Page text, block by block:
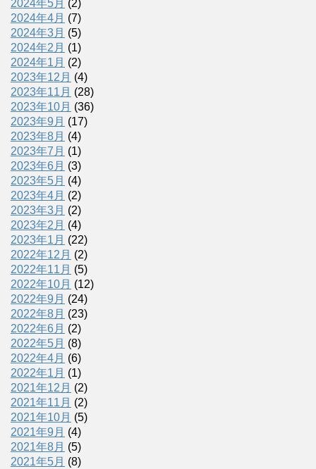
2024年5月 (2)
2024年4月 (7)
2024年3月 (5)
2024年2月 (1)
2024年1月 (2)
2023年12月 (4)
2023年11月 (28)
2023年10月 (36)
2023年9月 (17)
2023年8月 (4)
2023年7月 (1)
2023年6月 (3)
2023年5月 (4)
2023年4月 (2)
2023年3月 (2)
2023年2月 (4)
2023年1月 (22)
2022年12月 (2)
2022年11月 (5)
2022年10月 (12)
2022年9月 (24)
2022年8月 (23)
2022年6月 (2)
2022年5月 (8)
2022年4月 (6)
2022年1月 (1)
2021年12月 (2)
2021年11月 (2)
2021年10月 (5)
2021年9月 (4)
2021年8月 (5)
2021年5月 (8)